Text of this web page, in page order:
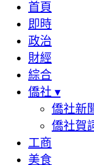
首頁
即時
政治
財經
綜合
僑社 ▾
僑社新
僑社賀
工商
美食